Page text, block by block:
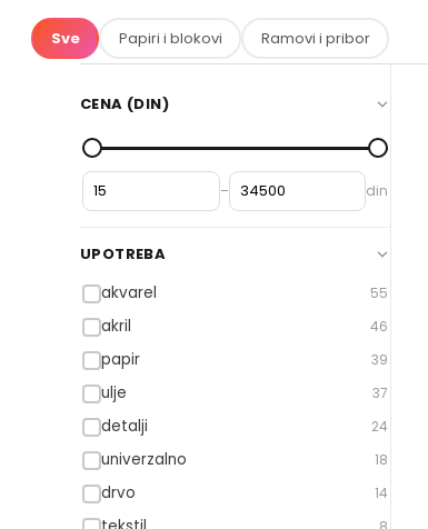
Sve Papiri i blokovi Ramovi i pribor